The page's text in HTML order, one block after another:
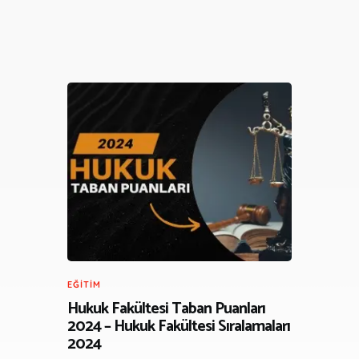
EĞITIM
Hukuk Fakültesi Taban Puanları
2024 – Hukuk Fakültesi Sıralamaları
2024